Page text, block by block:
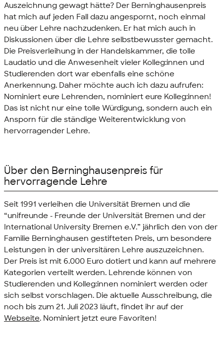
Auszeichnung gewagt hätte? Der Berninghausenpreis
hat mich auf jeden Fall dazu angespornt, noch einmal
neu über Lehre nachzudenken. Er hat mich auch in
Diskussionen über die Lehre selbstbewusster gemacht.
Die Preisverleihung in der Handelskammer, die tolle
Laudatio und die Anwesenheit vieler Kolleg:innen und
Studierenden dort war ebenfalls eine schöne
Anerkennung. Daher möchte auch ich dazu aufrufen:
Nominiert eure Lehrenden, nominiert eure Kolleg:innen!
Das ist nicht nur eine tolle Würdigung, sondern auch ein
Ansporn für die ständige Weiterentwicklung von
hervorragender Lehre.
Über den Berninghausenpreis für
hervorragende Lehre
Seit 1991 verleihen die Universität Bremen und die
“unifreunde - Freunde der Universität Bremen und der
International University Bremen e.V.” jährlich den von der
Familie Berninghausen gestifteten Preis, um besondere
Leistungen in der universitären Lehre auszuzeichnen.
Der Preis ist mit 6.000 Euro dotiert und kann auf mehrere
Kategorien verteilt werden. Lehrende können von
Studierenden und Kolleg:innen nominiert werden oder
sich selbst vorschlagen. Die aktuelle Ausschreibung, die
noch bis zum 21. Juli 2023 läuft, findet ihr auf der
Webseite. Nominiert jetzt eure Favoriten!